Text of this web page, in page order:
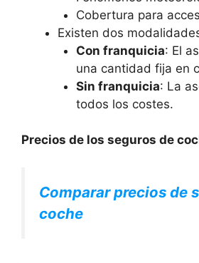
Cobertura para
Existen dos
Con franquicia: El
una cantidad fija en
Sin franquicia: La
todos los costes.
Precios de los seguros de
Comparar precios de
coche